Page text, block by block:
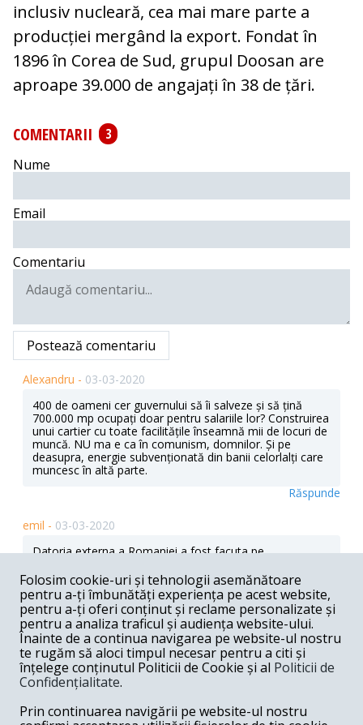
inclusiv nucleară, cea mai mare parte a
producției mergând la export. Fondat în
1896 în Corea de Sud, grupul Doosan are
aproape 39.000 de angajați în 38 de țări.
COMENTARII
3
Nume
Email
Comentariu
Postează comentariu
Alexandru - 03-03-2020
400 de oameni cer guvernului să îi salveze și să țină
700.000 mp ocupați doar pentru salariile lor? Construirea
unui cartier cu toate facilitățile înseamnă mii de locuri de
muncă. NU ma e ca în comunism, domnilor. Și pe
deasupra, energie subvenționată din banii celorlalți care
muncesc în altă parte.
Răspunde
emil - 03-03-2020
Datoria externa a Romaniei a fost facuta pe
importate din Germania, SUA, Japonia, Olanda, Italia,
Canada, Franta, etc. Tehnologi care functioneaza si
astazi in lume. Noi le-am falimentat ca primitive ( CTP,
P.Roman) si am construit pe bani grei ruine noi care nu
vor functiona niciodata.
Răspunde
Liviu din Timisoara -
Romania trebuie sa invete sa-si foloseasca atuu-rile
Folosim cookie-uri și tehnologii asemănătoare
pentru a-ți îmbunătăți experiența pe acest website,
pentru a-ți oferi conținut și reclame personalizate și
pentru a analiza traficul și audiența website-ului.
Înainte de a continua navigarea pe website-ul nostru
te rugăm să aloci timpul necesar pentru a citi și
înțelege conținutul Politicii de Cookie și al Politicii de
Confidențialitate.
Prin continuarea navigării pe website-ul nostru